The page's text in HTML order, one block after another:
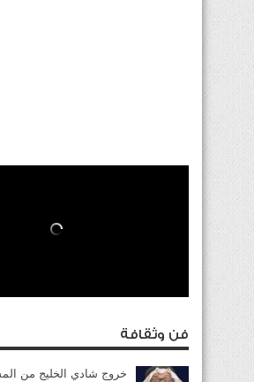
فن وثقافة
خروج شادي الخليج من